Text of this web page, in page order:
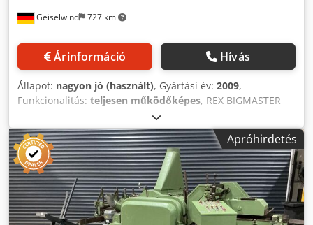
Geiselwind 727 km
Árinformáció Hívás
Állapot: nagyon jó (használt), Gyártási év: 2009,
Funkcionalitás: teljesen működőképes, REX BIGMASTER
esztergélógép A+D+FR+FL+AFV+NSH+HFRo+HFRu 6 tengely
+ 2 éllező egység. Tengelyelrendezés: U-O-L-R-O-U
Cjdpfozrtn Njx Ah Tsrf A tolás sebessége
frekvenciaszabályozott, akár 80 m/perc. Esztergélési
szélesség 310 mm. Esztergélési magasság 205 / 300.
Pozicionáló vezérlés. Elektromos vezérlőszekrény
vezérléssel és teljesítményegységgel. Kezelőpanel. Zajvédő
kabin. 2 készlet szerszám. Műszaki dokumentáció.
Apróhirdetés